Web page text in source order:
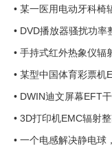
• 某一医用电动牙科椅
• DVD播放器骚扰功率
• 手持式红外热象仪辐
• 某型中国体育彩票机
• DWIN迪文屏幕EFT
• 3D打印机EMC辐射整
• 一个电感解决静电球